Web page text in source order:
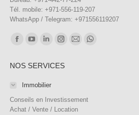
Tél. mobile: +971-556-119-207
WhatsApp / Telegram: +971556119207
Trouvez nous sur :
opens
window
opens
in
window
LinkedIn
opens
in
window
Instagram
opens
windownew
WhatsApp
NOS SERVICES
Immobilier
Conseils en Investissement
Achat / Vente / Location